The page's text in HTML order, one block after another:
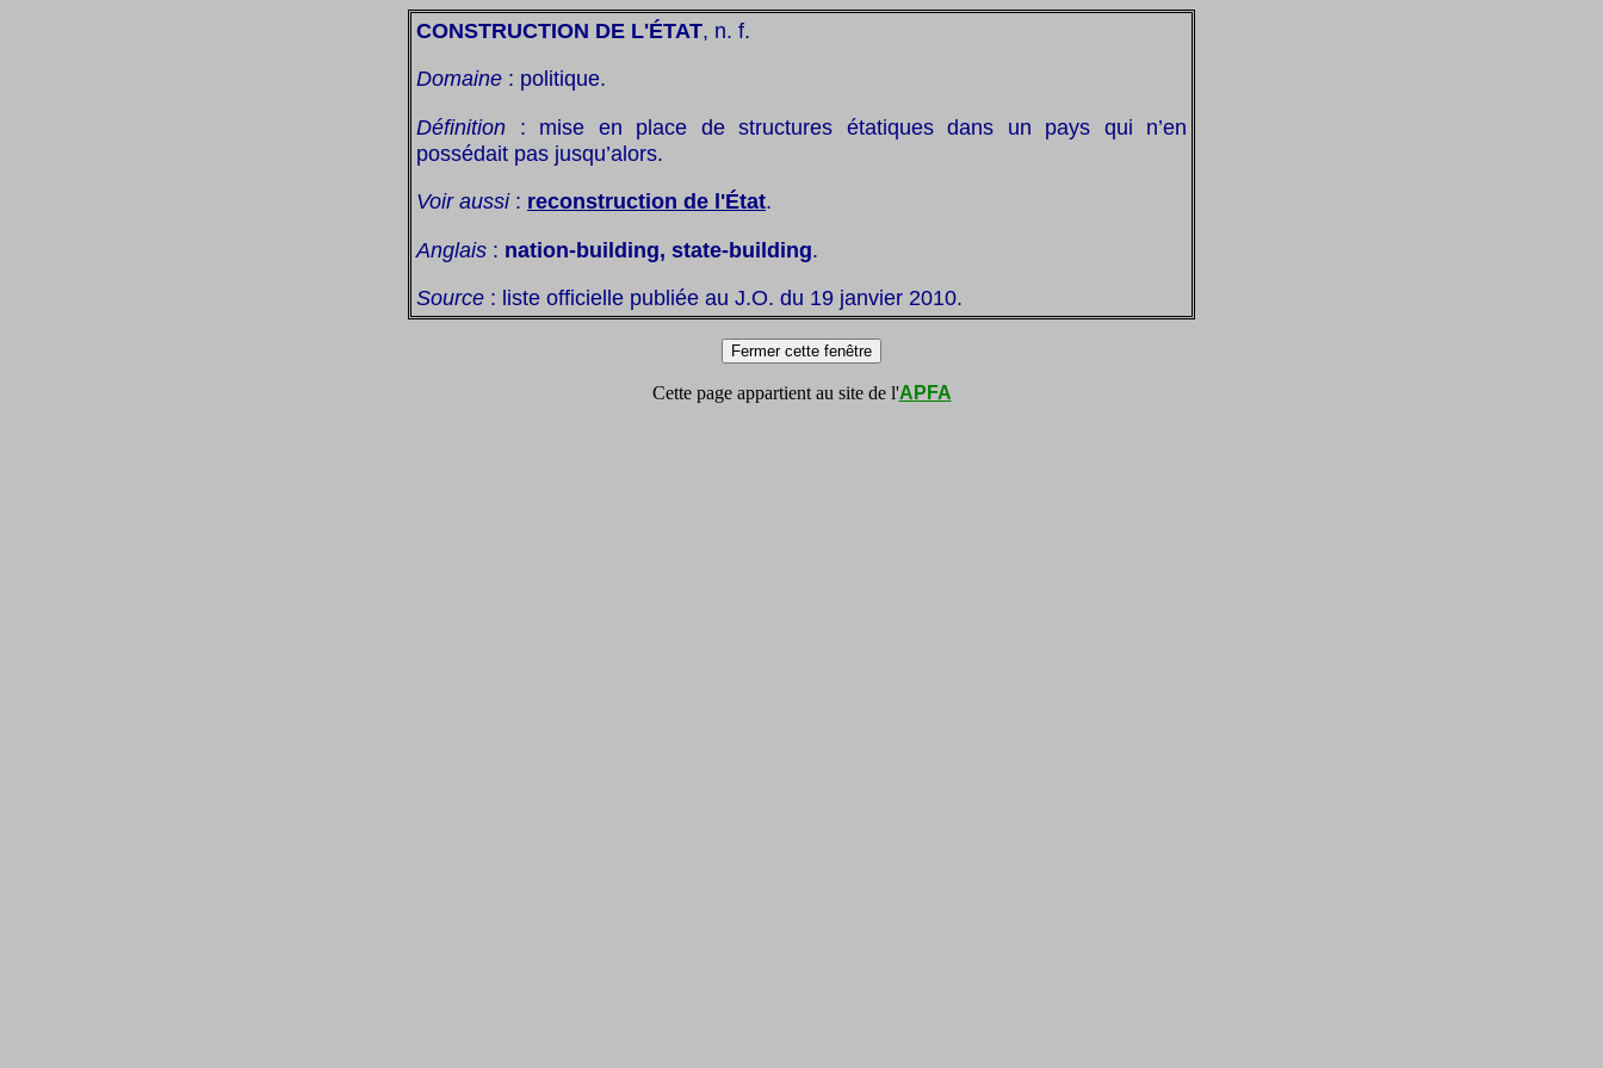
CONSTRUCTION DE L'ÉTAT, n. f.
Domaine : politique.
Définition : mise en place de structures étatiques dans un pays qui n’en
possédait pas jusqu’alors.
Voir aussi: reconstruction de l'État.
Anglais : nation-building, state-building.
Source : liste officielle publiée au J.O. du 19 janvier 2010.
Cette page appartient au site de l'APFA